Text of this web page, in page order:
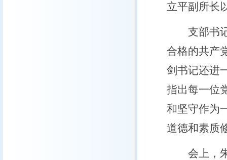
立平副所长
支部书记
合格的共产
剑书记还进
指出每一位
和坚守作为
道德和素质
会上，朱